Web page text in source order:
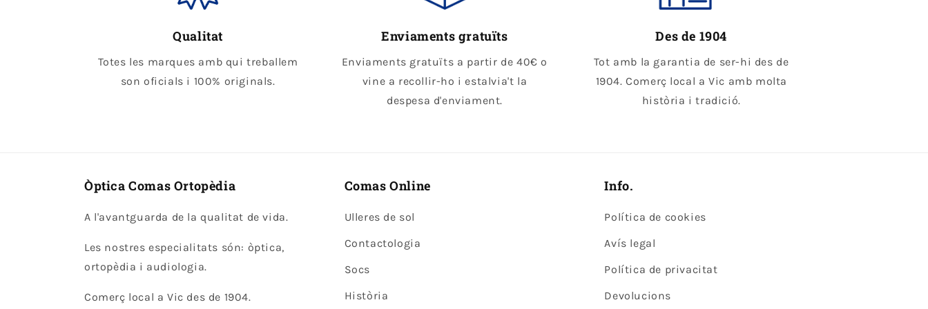
Qualitat
Totes les marques amb qui treballem
son oficials i 100% originals.
Enviaments gratuïts
Enviaments gratuïts a partir de 40€ o
vine a recollir-ho i estalvia't la
despesa d'enviament.
Des de 1904
Tot amb la garantia de ser-hi des de
1904. Comerç local a Vic amb molta
història i tradició.
Òptica Comas Ortopèdia
A l'avantguarda de la qualitat de vida.
Les nostres especialitats són: òptica,
ortopèdia i audiologia.
Comerç local a Vic des de 1904.
Comas Online
Ulleres de sol
Contactologia
Socs
Història
Info.
Política de cookies
Avís legal
Política de privacitat
Devolucions